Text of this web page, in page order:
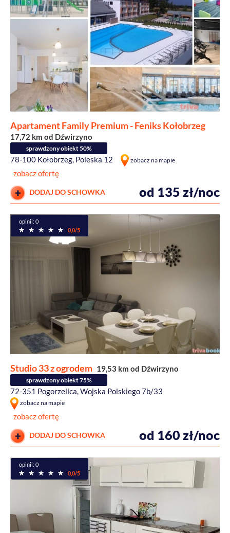
Apartament Family Premium - Feniks Kołobrzeg
17,72 km od Dźwirzyno
sprawdzony obiekt 50%
78-100 Kołobrzeg, Poleska 12 zobacz na mapie
zobacz ofertę
DODAJ DO SCHOWKA od 135 zł/noc
opinii: 0
0,0/5
Studio 33 z ogrodem 19,53 km od Dźwirzyno
sprawdzony obiekt 75%
72-351 Pogorzelica, Wojska Polskiego 7b/33
zobacz na mapie
zobacz ofertę
DODAJ DO SCHOWKA od 160 zł/noc
opinii: 0
0,0/5